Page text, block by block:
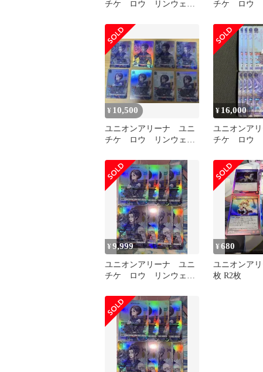
チケ ロウ リンウェ
チケ ロウ
¥ 10,500
ユニオンアリーナ ユニ
チケ ロウ リンウェ
¥ 16,000
ユニオンア
チケ ロウ
¥9,999
ユニオンアリーナ ユニ
チケ ロウ リンウェ
¥680
ユニオンア
枚 R2枚